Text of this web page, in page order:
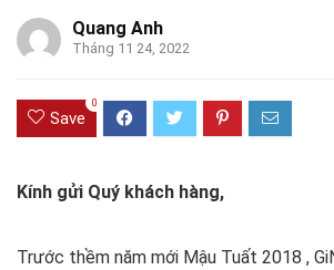
Quang Anh
Tháng 11 24, 2022
Save
0
Kính gửi Quý khách hàng,
Trước thềm năm mới Mậu Tuất 2018 ,